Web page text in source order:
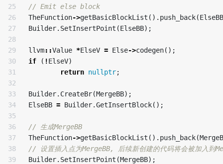
25
26
27
28
29
30
31
32
33
34
35
36
37
38
39
// Emit else block
TheFunction->getBasicBlockList (). push_back(ElseBB
Builder. SetInsertPoint (ElseBB);
llvm::Value *ElseV = Else->codegen();
if
( !ElseV)
return nullptr;
Builder. CreateBr(MergeBB);
ElseBB = Builder.GetInsertBlock();
// 生成MergeBB
TheFunction->getBasicBlockList (). push_back(
// 设置插入点为MergeBB, 后续新创建的代码将会被加入到
Builder. SetInsertPoint (MergeBB);